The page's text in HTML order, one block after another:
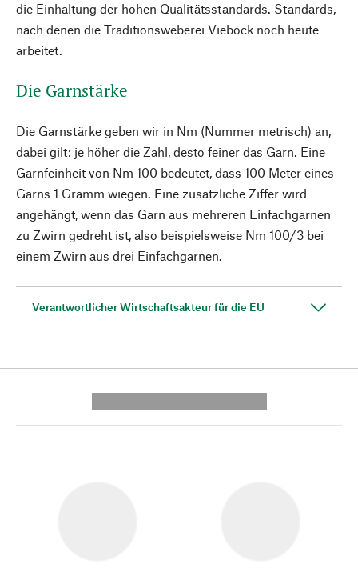
die Einhaltung der hohen Qualitätsstandards. Standards,
nach denen die Traditionsweberei Vieböck noch heute
arbeitet.
Die Garnstärke
Die Garnstärke geben wir in Nm (Nummer metrisch) an,
dabei gilt: je höher die Zahl, desto feiner das Garn. Eine
Garnfeinheit von Nm 100 bedeutet, dass 100 Meter eines
Garns 1 Gramm wiegen. Eine zusätzliche Ziffer wird
angehängt, wenn das Garn aus mehreren Einfachgarnen
zu Zwirn gedreht ist, also beispielsweise Nm 100/3 bei
einem Zwirn aus drei Einfachgarnen.
Verantwortlicher Wirtschaftsakteur für die EU